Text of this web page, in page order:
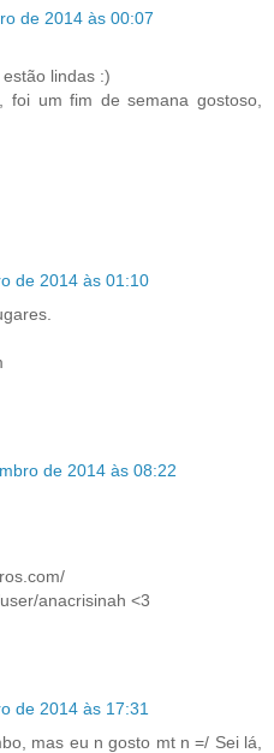
de 2014 às 00:07
lindas :)
foi um fim de semana gostoso,
de 2014 às 01:10
de 2014 às 08:22
anacrisinah <3
de 2014 às 17:31
mas eu n gosto mt n =/ Sei lá,